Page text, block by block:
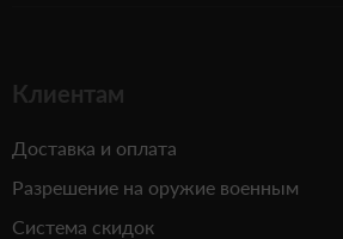
Клиентам
Доставка и оплата
Разрешение на оружие военным
Система скидок